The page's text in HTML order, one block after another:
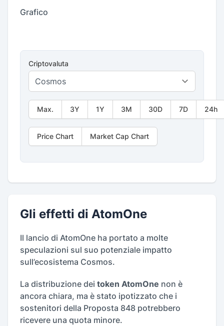
Grafico
Criptovaluta
Max. 3Y 1Y 3M 30D 7D 24h
Price Chart Market Cap Chart
Gli effetti di AtomOne
Il lancio di AtomOne ha portato a molte
speculazioni sul suo potenziale impatto
sull’ecosistema Cosmos.
La distribuzione dei token AtomOne non è
ancora chiara, ma è stato ipotizzato che i
sostenitori della Proposta 848 potrebbero
ricevere una quota minore.